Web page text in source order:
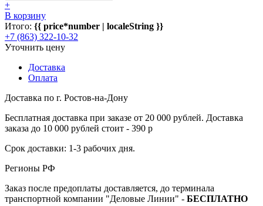
+
В корзину
Итого: {{ price*number | localeString }}
+7 (863) 322-10-32
Уточнить цену
Доставка
Оплата
Доставка по г. Ростов-на-Дону
Бесплатная доставка при заказе от 20 000 рублей. Доставка
заказа до 10 000 рублей стоит - 390 р
Срок доставки: 1-3 рабочих дня.
Регионы РФ
Заказ после предоплаты доставляется, до терминала
транспортной компании "Деловые Линии" - БЕСПЛАТНО